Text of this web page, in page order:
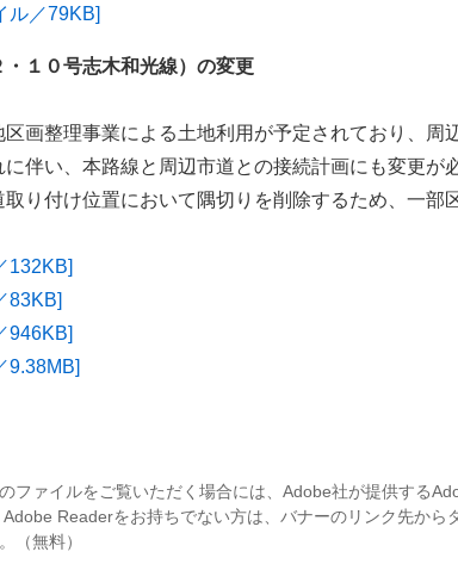
ル／79KB]
・１０号志木和光線）の変更
画整理事業による土地利用が予定されており、周
伴い、本路線と周辺市道との接続計画にも変更が
り付け位置において隅切りを削除するため、一部
132KB]
83KB]
946KB]
9.38MB]
ファイルをご覧いただく場合には、Adobe社が提供する
Adobe Readerをお持ちでない方は、バナーのリンク先から
（無料）